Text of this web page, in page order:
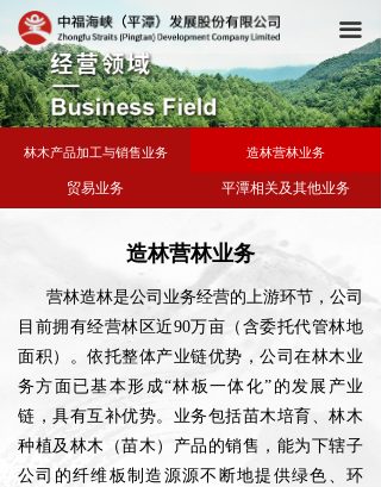
끀
林木产品加工与销售业务 造林营林业务
贸易业务 平潭相关及其他业务
造林营林业务
营林造林是公司业务经营的上游环节，公司
目前拥有经营林区近90万亩（含委托代管林地
面积）。依托整体产业链优势，公司在林木业
务方面已基本形成“林板一体化”的发展产业
链，具有互补优势。业务包括苗木培育、林木
种植及林木（苗木）产品的销售，能为下辖子
公司的纤维板制造源源不断地提供绿色、环